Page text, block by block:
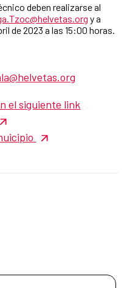
deben realizarse al
y a
de 2023 a las 15:00 horas.
el siguiente link